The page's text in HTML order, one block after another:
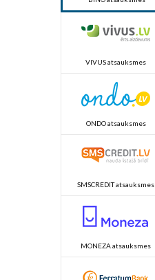
VIVUS atsauksmes
ONDO atsauksmes
SMSCREDIT atsauksmes
MONEZA atsauksmes